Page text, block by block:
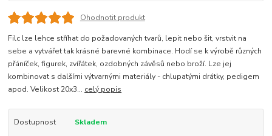
Ohodnotit produkt
Filc lze lehce stříhat do požadovaných tvarů, lepit nebo šit, vrstvit na
sebe a vytvářet tak krásné barevné kombinace. Hodí se k výrobě různých
přáníček, figurek, zvířátek, ozdobných závěsů nebo broží. Lze jej
kombinovat s dalšími výtvarnými materiály - chlupatými drátky, pedigem
apod. Velikost 20x3... celý popis
Dostupnost Skladem